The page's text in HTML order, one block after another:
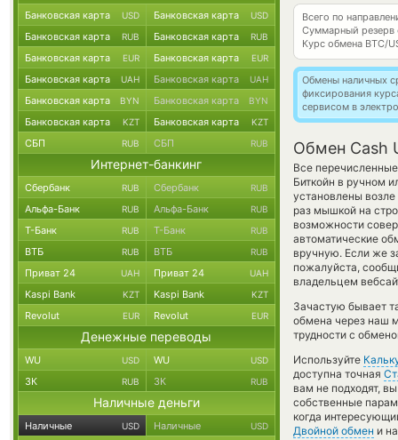
Всего по
Суммарный резерв
Курс обмена BTC/
Обмены наличных
фиксирования
сервисом в
Обмен Cash
Все
Биткойн в ручном
установлены возле
раз мышкой на
возможности
автоматические
вручную. Если же
пожалуйста,
владельцем
Зачастую бывает
обмена через наш
трудности с
Используйте
доступна точная
вам не подходят,
собственные
когда
Двойной обмен и
Банковская карта USD Банковская карта USD
Банковская карта RUB Банковская карта RUB
Банковская карта EUR Банковская карта EUR
Банковская карта UAH Банковская карта UAH
Банковская карта BYN Банковская карта BYN
Банковская карта KZT Банковская карта KZT
СБП RUB СБП RUB
Интернет-банкинг
Сбербанк RUB Сбербанк RUB
Альфа-Банк RUB Альфа-Банк RUB
Т-Банк RUB Т-Банк RUB
ВТБ RUB ВТБ RUB
Приват 24 UAH Приват 24 UAH
Kaspi Bank KZT Kaspi Bank KZT
Revolut EUR Revolut EUR
Денежные переводы
WU USD WU USD
ЗК RUB ЗК RUB
Наличные деньги
Наличные USD Наличные USD